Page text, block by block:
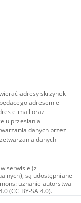
adresy skrzynek
adresem e-
e-mail oraz
przesłania
danych przez
danych
serwisie (z
są udostępniane
uznanie autorstwa
(CC BY-SA 4.0).
zdjęcia, materiały